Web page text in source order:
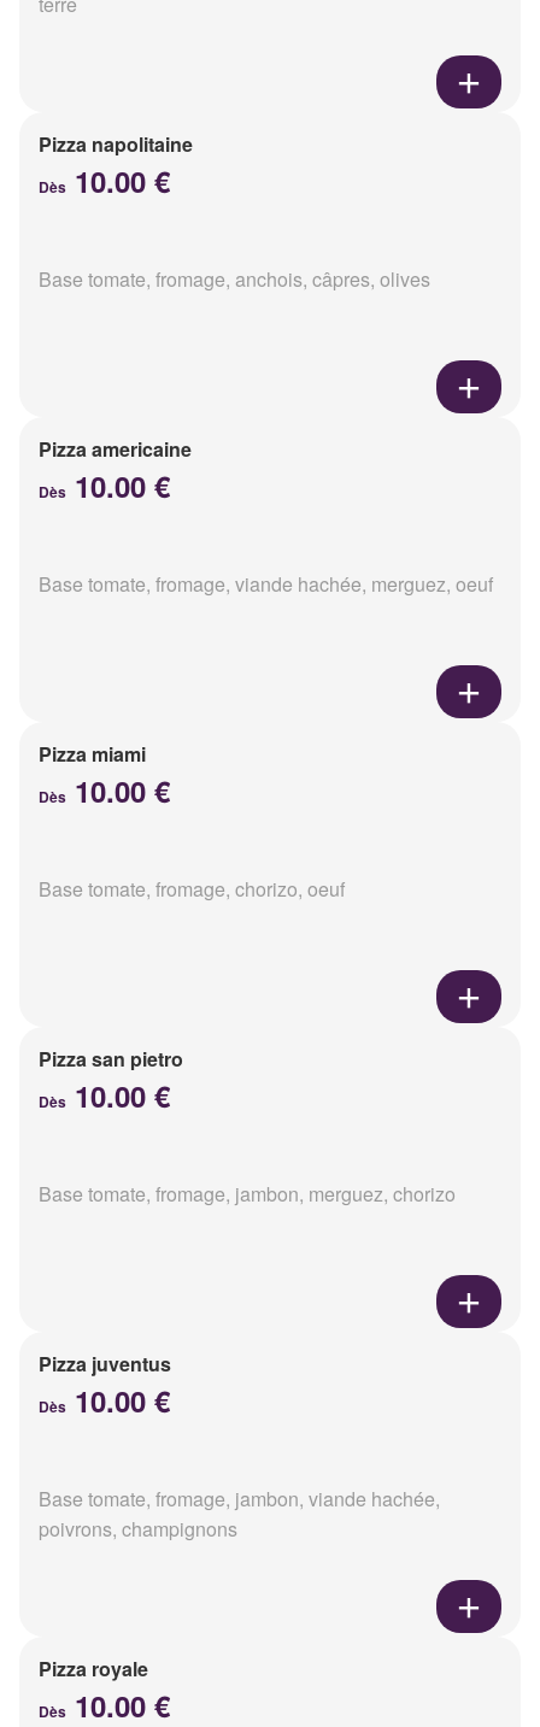
Pizza napolitaine
Dès 10.00 €
Base tomate, fromage, anchois, câpres, olives
Pizza americaine
Dès 10.00 €
Base tomate, fromage, viande hachée, merguez, oeuf
Pizza miami
Dès 10.00 €
Base tomate, fromage, chorizo, oeuf
Pizza san pietro
Dès 10.00 €
Base tomate, fromage, jambon, merguez, chorizo
Pizza juventus
Dès 10.00 €
Base tomate, fromage, jambon, viande hachée,
poivrons, champignons
Pizza royale
Dès 10.00 €